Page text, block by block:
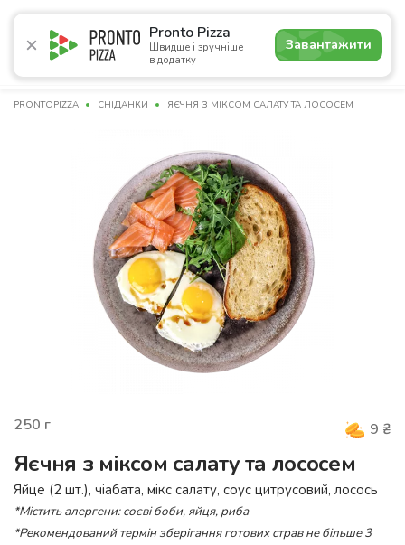
Pronto Pizza
Швидше і зручніше
в додатку
Завантажити
4.9
Акції Піца Суші Ланчі Бургери Комбо
PRONTOPIZZA СНІДАНКИ ЯЄЧНЯ З МІКСОМ САЛАТУ ТА ЛОСОСЕМ
250 г 9 ₴
Яєчня з міксом салату та лососем
Яйце (2 шт.), чіабата, мікс салату, соус цитрусовий, лосось
*Містить алергени: соєві боби, яйця, риба
*Рекомендований термін зберігання готових страв не більше 3